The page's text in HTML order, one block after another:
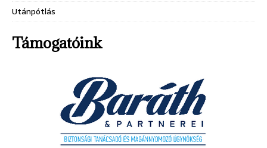
Utánpótlás
Támogatóink